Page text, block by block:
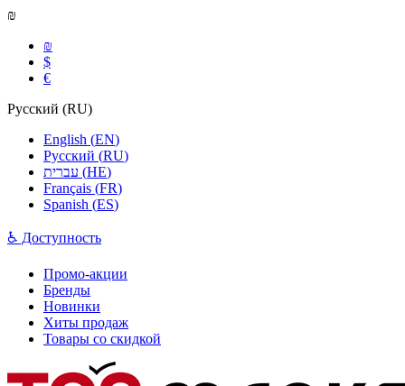
₪
₪
$
€
Русский (RU)
English (EN)
Русский (RU)
(HE)
Français (FR)
Spanish (ES)
♿ Доступность
Промо-акции
Бренды
Новинки
Хиты продаж
Товары со скидкой